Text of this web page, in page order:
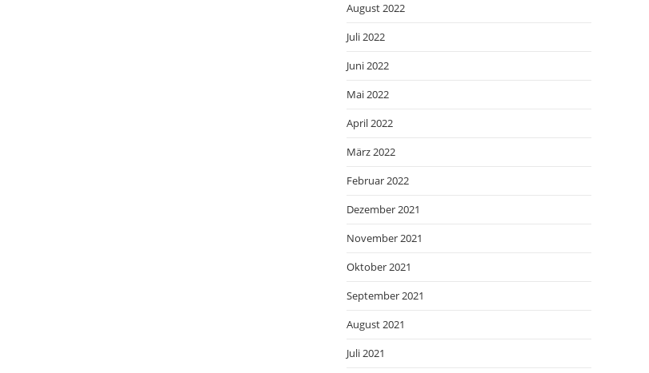
August 2022
Juli 2022
Juni 2022
Mai 2022
April 2022
März 2022
Februar 2022
Dezember 2021
November 2021
Oktober 2021
September 2021
August 2021
Juli 2021